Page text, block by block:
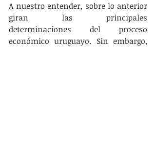
A nuestro entender, sobre lo anterior
giran las principales
determinaciones del proceso
económico uruguayo. Sin embargo,